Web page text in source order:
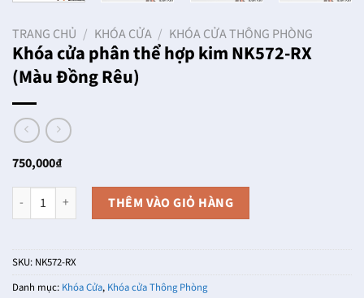
TRANG CHỦ / KHÓA CỬA / KHÓA CỬA THÔNG PHÒNG
Khóa cửa phân thể hợp kim NK572-RX
(Màu Đồng Rêu)
750,000₫
Khóa cửa phân thể hợp kim NK572-RX (Màu Đồng Rêu) số lượng
THÊM VÀO GIỎ HÀNG
SKU: NK572-RX
Danh mục: Khóa Cửa, Khóa cửa Thông Phòng